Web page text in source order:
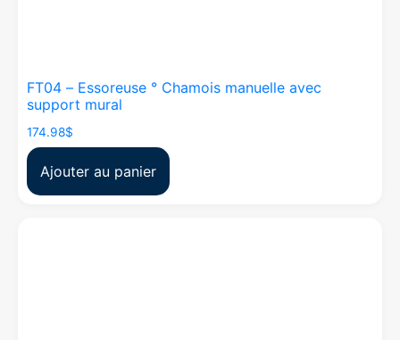
FT04 – Essoreuse ° Chamois manuelle avec
support mural
174.98$
Ajouter au panier